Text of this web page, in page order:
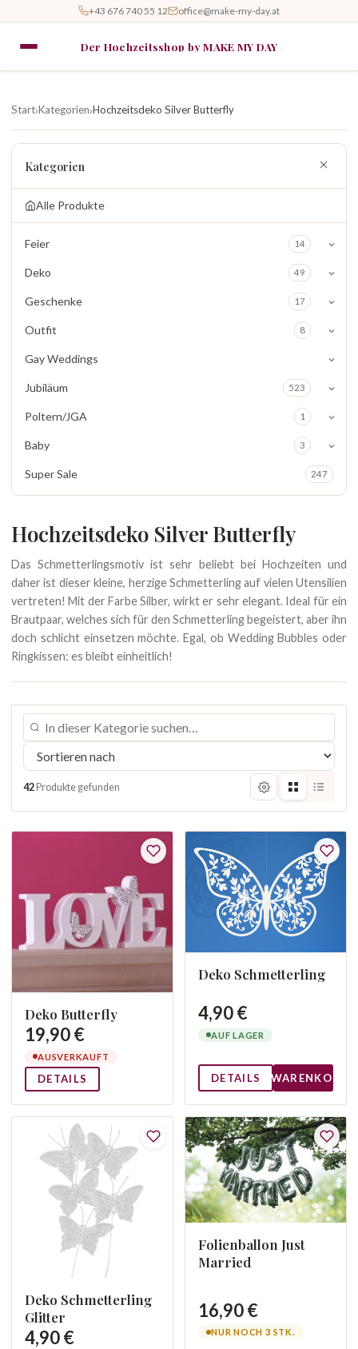
+43 676 740 55 12 office@make-my-day.at
Der Hochzeitsshop by MAKE MY DAY
Start›Kategorien›Hochzeitsdeko Silver Butterfly
Kategorien
Alle Produkte
Feier 14
Deko 49
Geschenke 17
Outfit 8
Gay Weddings
Jubiläum 523
Poltern/JGA 1
Baby 3
Super Sale 247
Hochzeitsdeko Silver Butterfly
Das Schmetterlingsmotiv ist sehr beliebt bei Hochzeiten und
daher ist dieser kleine, herzige Schmetterling auf vielen Utensilien
vertreten! Mit der Farbe Silber, wirkt er sehr elegant. Ideal für ein
Brautpaar, welches sich für den Schmetterling begeistert, aber ihn
doch schlicht einsetzen möchte. Egal, ob Wedding Bubbles oder
Ringkissen: es bleibt einheitlich!
42 Produkte gefunden
Deko Butterfly
19,90 €
AUSVERKAUFT
DETAILS
Deko Schmetterling
4,90 €
AUF LAGER
DETAILS WARENKORB
Deko Schmetterling
Glitter
4,90 €
Folienballon Just
Married
16,90 €
NUR NOCH 3 STK.